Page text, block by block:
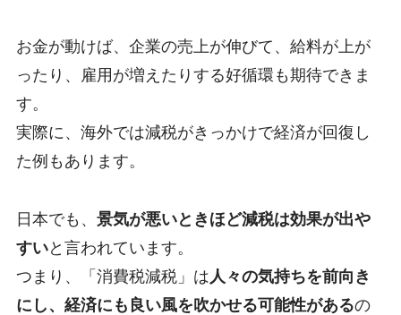
お金が動けば、企業の売上が伸びて、給料が上が
ったり、雇用が増えたりする好循環も期待できま
す。
実際に、海外では減税がきっかけで経済が回復し
た例もあります。
日本でも、 景気が悪いときほど減税は効果が出や
すいと言われています。
つまり、「消費税減税」は 人々の気持ちを前向き
にし、経済にも良い風を吹かせる可能性があるの